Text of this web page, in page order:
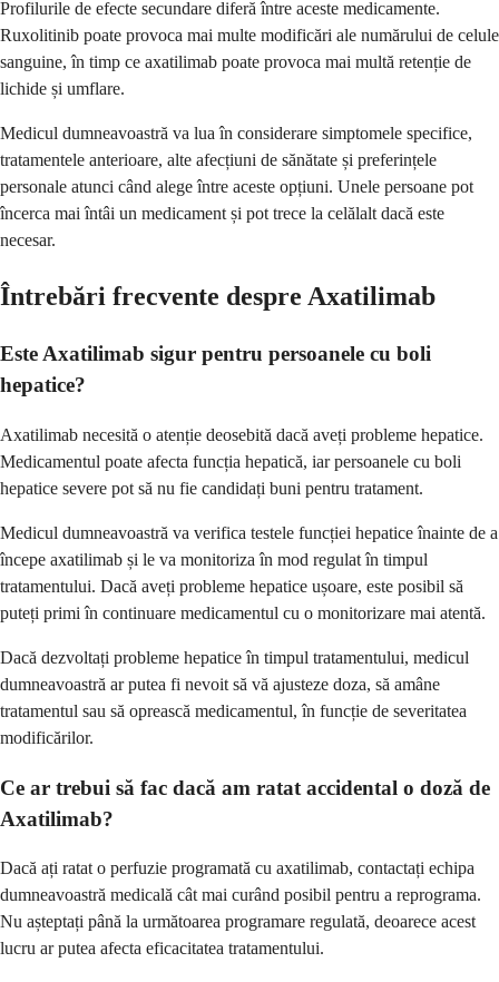
Profilurile de efecte secundare diferă între aceste medicamente.
Ruxolitinib poate provoca mai multe modificări ale numărului de celule
sanguine, în timp ce axatilimab poate provoca mai multă retenție de
lichide și umflare.
Medicul dumneavoastră va lua în considerare simptomele specifice,
tratamentele anterioare, alte afecțiuni de sănătate și preferințele
personale atunci când alege între aceste opțiuni. Unele persoane pot
încerca mai întâi un medicament și pot trece la celălalt dacă este
necesar.
Întrebări frecvente despre Axatilimab
Este Axatilimab sigur pentru persoanele cu boli
hepatice?
Axatilimab necesită o atenție deosebită dacă aveți probleme hepatice.
Medicamentul poate afecta funcția hepatică, iar persoanele cu boli
hepatice severe pot să nu fie candidați buni pentru tratament.
Medicul dumneavoastră va verifica testele funcției hepatice înainte de a
începe axatilimab și le va monitoriza în mod regulat în timpul
tratamentului. Dacă aveți probleme hepatice ușoare, este posibil să
puteți primi în continuare medicamentul cu o monitorizare mai atentă.
Dacă dezvoltați probleme hepatice în timpul tratamentului, medicul
dumneavoastră ar putea fi nevoit să vă ajusteze doza, să amâne
tratamentul sau să oprească medicamentul, în funcție de severitatea
modificărilor.
Ce ar trebui să fac dacă am ratat accidental o doză de
Axatilimab?
Dacă ați ratat o perfuzie programată cu axatilimab, contactați echipa
dumneavoastră medicală cât mai curând posibil pentru a reprograma.
Nu așteptați până la următoarea programare regulată, deoarece acest
lucru ar putea afecta eficacitatea tratamentului.